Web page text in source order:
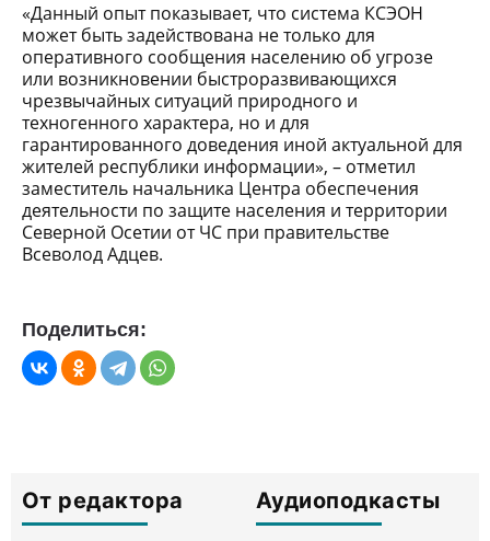
«Данный опыт показывает, что система КСЭОН
может быть задействована не только для
оперативного сообщения населению об угрозе
или возникновении быстроразвивающихся
чрезвычайных ситуаций природного и
техногенного характера, но и для
гарантированного доведения иной актуальной для
жителей республики информации», – отметил
заместитель начальника Центра обеспечения
деятельности по защите населения и территории
Северной Осетии от ЧС при правительстве
Всеволод Адцев.
Поделиться:
От редактора Аудиоподкасты